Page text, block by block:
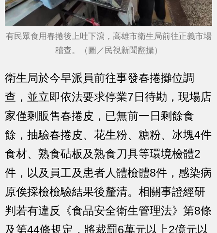
有民眾食用春捲後上吐下瀉，高雄市衛生局前往正義市場
稽查。（圖／民視新聞翻攝）
衛生局於今早派員前往事發春捲攤位調
查，並立即依法要求停業7日待勘，現場店
家僅剩販售春捲皮，已無前一日剩餘食
餘，抽驗春捲皮、花生粉、糖粉、冰塊4件
食材、熟食砧板及熟食刀具等環境檢體2
件，以及員工及患者人體檢體8件，感染病
原俟採檢檢驗結果後釐清。相關事證經研
判若有違反《食品安全衛生管理法》第8條
及第44條規定，將裁罰6萬元以上2億元以